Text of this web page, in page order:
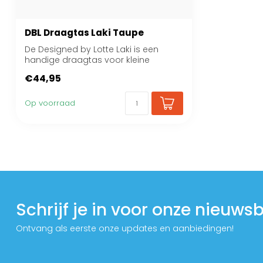
DBL Draagtas Laki Taupe
De Designed by Lotte Laki is een
handige draagtas voor kleine
€44,95
Op voorraad
Schrijf je in voor onze
Ontvang als eerste onze updates en aanbiedingen!